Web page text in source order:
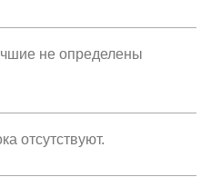
не определены
отсутствуют.